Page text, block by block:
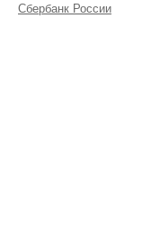
Сбербанк России